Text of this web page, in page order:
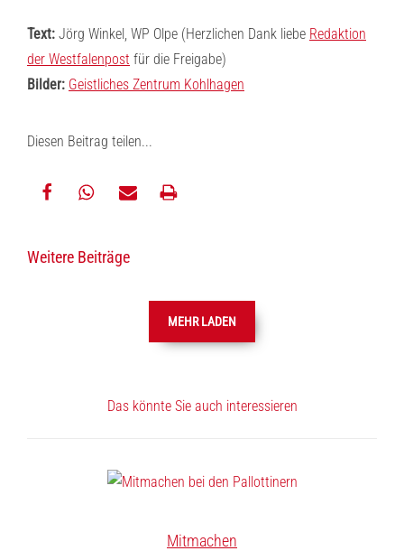
Text: Jörg Winkel, WP Olpe (Herzlichen Dank liebe Redaktion
der Westfalenpost für die Freigabe)
Bilder: Geistliches Zentrum Kohlhagen
Diesen Beitrag teilen...
Mail
Weitere Beiträge
MEHR LADEN
Das könnte Sie auch interessieren
Mitmachen